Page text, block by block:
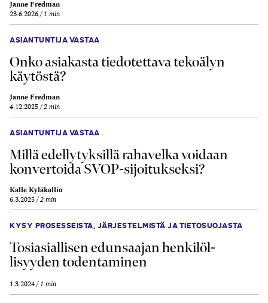
Janne Fredman
23.6.2026 1 min
ASIANTUNTIJA VASTAA
Onko asiakasta tiedotettava tekoälyn
käytöstä?
Janne Fredman
4.12.2025 2 min
ASIANTUNTIJA VASTAA
Millä edellytyksillä rahavelka voidaan
konvertoida SVOP-sijoitukseksi?
Kalle Kyläkallio
6.3.2025 2 min
KYSY PROSESSEISTA, JÄRJESTELMISTÄ JA TIETOSUOJASTA
Tosi­asiallisen edun­saajan henkilöl­
lisyyden toden­taminen
1.3.2024 1 min